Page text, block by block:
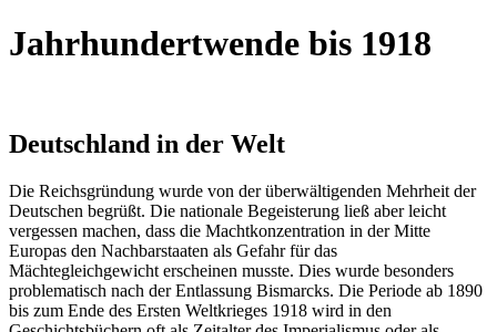
Jahrhundertwende bis 1918
Deutschland in der Welt
Die Reichsgründung wurde von der überwältigenden Mehrheit der
Deutschen begrüßt. Die nationale Begeisterung ließ aber leicht
vergessen machen, dass die Machtkonzentration in der Mitte
Europas den Nachbarstaaten als Gefahr für das
Mächtegleichgewicht erscheinen musste. Dies wurde besonders
problematisch nach der Entlassung Bismarcks. Die Periode ab 1890
bis zum Ende des Ersten Weltkrieges 1918 wird in den